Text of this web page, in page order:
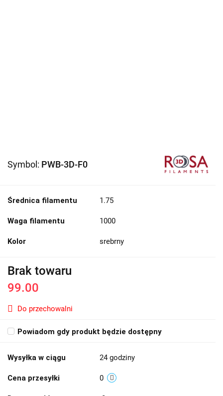
Symbol: PWB-3D-F0
Średnica filamentu 1.75
Waga filamentu 1000
Kolor srebrny
Brak towaru
99.00
Do przechowalni
Powiadom gdy produkt będzie dostępny
Wysyłka w ciągu 24 godziny
Cena przesyłki 0